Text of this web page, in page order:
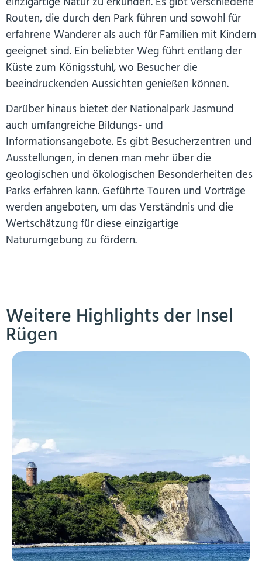
Routen, die durch den Park führen und sowohl für
erfahrene Wanderer als auch für Familien mit Kindern
geeignet sind. Ein beliebter Weg führt entlang der
Küste zum Königsstuhl, wo Besucher die
beeindruckenden Aussichten genießen können.
Darüber hinaus bietet der Nationalpark Jasmund
auch umfangreiche Bildungs- und
Informationsangebote. Es gibt Besucherzentren und
Ausstellungen, in denen man mehr über die
geologischen und ökologischen Besonderheiten des
Parks erfahren kann. Geführte Touren und Vorträge
werden angeboten, um das Verständnis und die
Wertschätzung für diese einzigartige
Naturumgebung zu fördern.
Weitere Highlights der Insel
Rügen